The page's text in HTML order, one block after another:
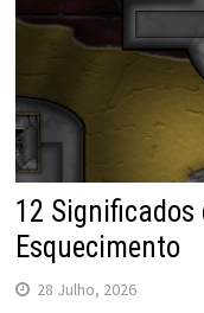
12 Significados
Esquecimento
28 Julho, 2026